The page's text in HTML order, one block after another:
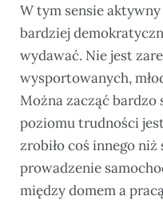
W tym sensie
bardziej
wydawać. Nie jest
wysportowanych,
Można zacząć bardzo
poziomu trudności
zrobiło coś innego
prowadzenie
między domem a